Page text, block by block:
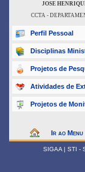
JOSE
CCTA -
Perfil Pessoal
Disciplinas
Projetos de
Atividades de
Projetos de
Ir ao Menu
SIGAA | STI -